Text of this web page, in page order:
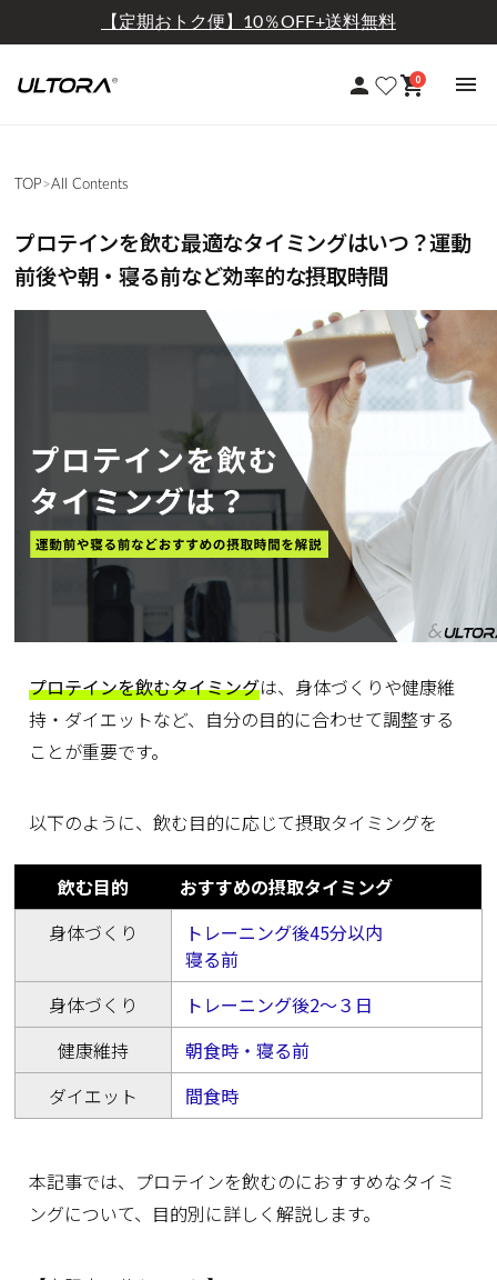
TOP>All Contents
プロテインを飲む最適なタイミングはいつ？運動
前後や朝・寝る前など効率的な摂取時間
プロテインを飲むタイミングは、身体づくりや健康維
持・ダイエットなど、自分の目的に合わせて調整する
ことが重要です。
以下のように、飲む目的に応じて摂取タイミングを
飲む目的
おすすめの摂取タイミング
身体づくり
トレーニング後45分以内
寝る前
身体づくり
トレーニング後2～３日
健康維持
朝食時・寝る前
ダイエット
間食時
本記事では、プロテインを飲むのにおすすめなタイミ
ングについて、目的別に詳しく解説します。
【定期おトク便】10％OFF+送料無料
0